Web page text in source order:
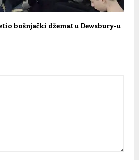
bošnjački džemat u Dewsbury-u